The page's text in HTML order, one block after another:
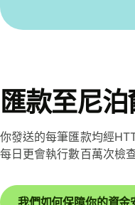
匯款至尼
你發送的每筆匯款均經
每日更會執行數百萬次檢